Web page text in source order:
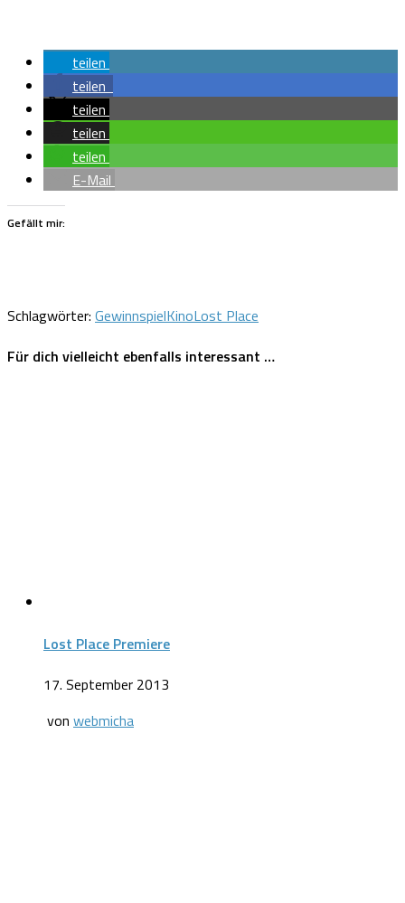
teilen
teilen
teilen
teilen
teilen
E-Mail
Gefällt mir:
Schlagwörter: GewinnspielKinoLost Place
Für dich vielleicht ebenfalls interessant …
Lost Place Premiere
17. September 2013
von webmicha